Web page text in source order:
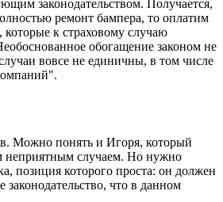
законодательством. Получается,
ремонт бампера, то оплатим
которые к страховому случаю
обогащение законом не
вовсе не единичны, в том числе
Можно понять и Игоря, который
неприятным случаем. Но нужно
позиция которого проста: он должен
законодательство, что в данном